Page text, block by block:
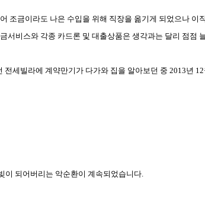
조금이라도 나은 수입을 위해 직장을 옮기게 되었으나 이
서비스와 각종 카드론 및 대출상품은 생각과는 달리 점점
전세빌라에 계약만기가 다가와 집을 알아보던 중 2013년 12
이 되어버리는 악순환이 계속되었습니다.